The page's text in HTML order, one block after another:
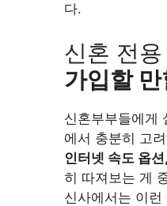
다.
신혼 전
가입할
신혼부부들에게
에서 충분히 고
인터넷 속도 옵
히 따져보는 게
신사에서는 이